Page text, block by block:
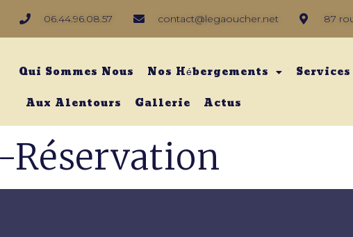
06.44.96.08.57 contact@legaoucher.net 87
Qui Sommes Nous Nos Hébergements Services
Aux Alentours
Gallerie Actus
Réservation